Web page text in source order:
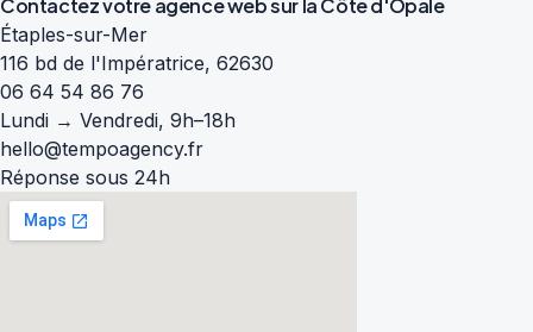
Contactez votre agence web sur laCôte d'Opale
Étaples-sur-Mer
116 bd de l'Impératrice, 62630
06 64 54 86 76
Lundi → Vendredi, 9h–18h
hello@tempoagency.fr
Réponse sous 24h